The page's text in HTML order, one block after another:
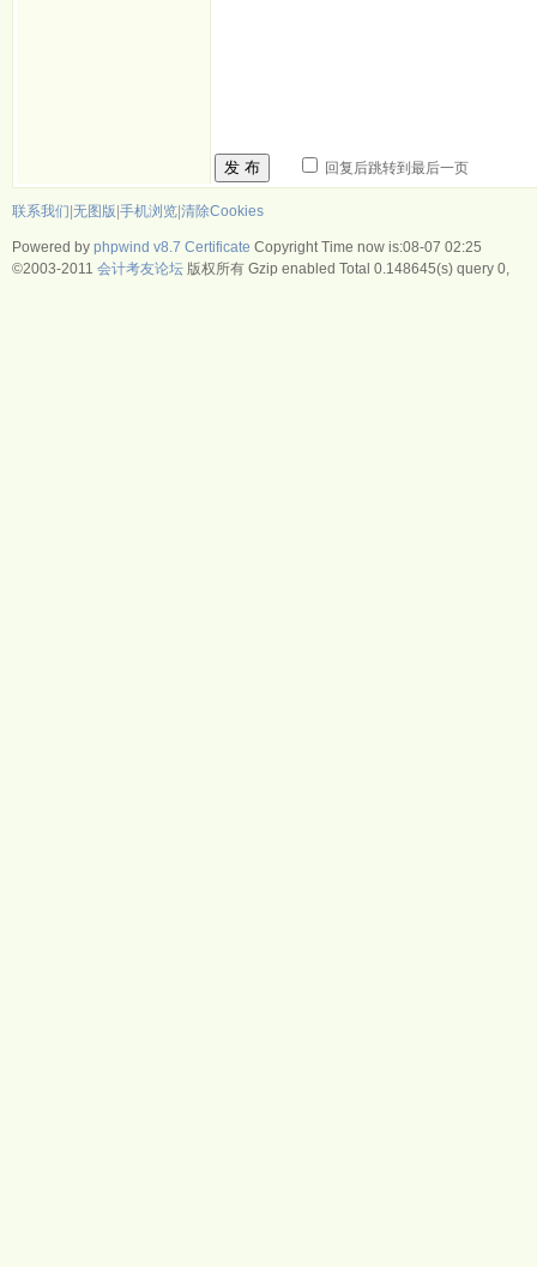
发 布 回复后跳转到最后一页
联系我们 无图版 手机浏览 清除Cookies
Powered by phpwind v8.7 Certificate Copyright Time now is:08-07 02:25
©2003-2011 会计考友论坛 版权所有 Gzip enabled Total 0.148645(s) query 0,